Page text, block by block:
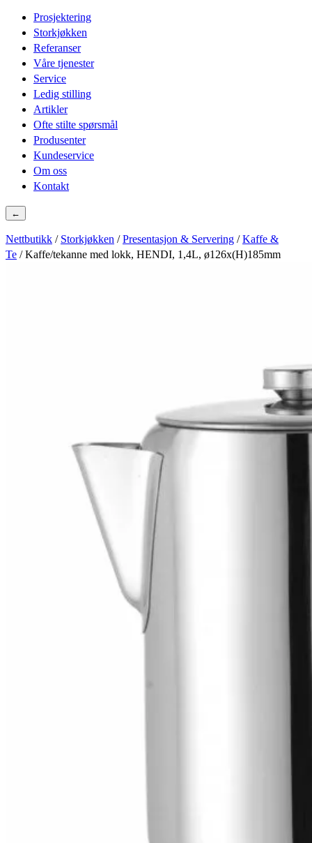
Prosjektering
Storkjøkken
Referanser
Våre tjenester
Service
Ledig stilling
Artikler
Ofte stilte spørsmål
Produsenter
Kundeservice
Om oss
Kontakt
←
Nettbutikk / Storkjøkken /Presentasjon & Servering /Kaffe &
Te / Kaffe/tekanne med lokk, HENDI, 1,4L, ø126x(H)185mm